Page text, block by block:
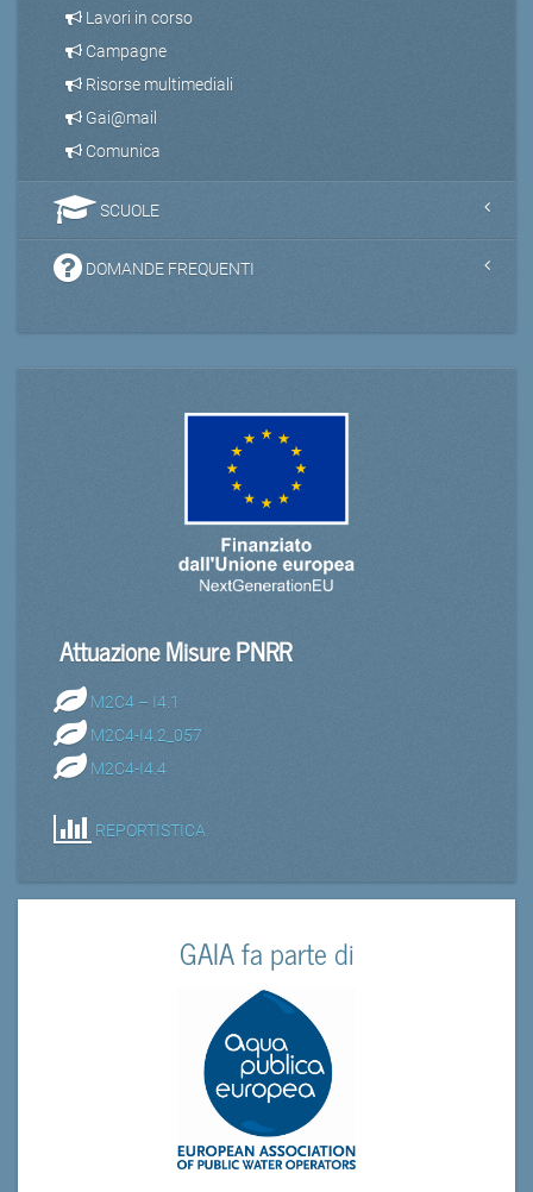
Lavori in corso
Campagne
Risorse multimediali
Gai@mail
Comunica
SCUOLE
DOMANDE FREQUENTI
Attuazione Misure PNRR
M2C4 – I4.1
M2C4-I4.2_057
M2C4-I4.4
REPORTISTICA
GAIA fa parte di